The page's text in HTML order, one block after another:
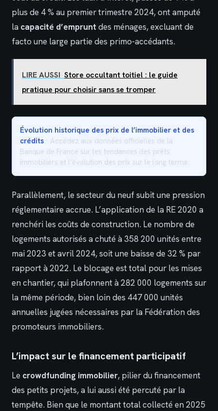
plus de 4 % au premier trimestre 2024, ont amputé
la capacité d’emprunt des ménages, excluant de
facto une large partie des primo-accédants.
LIRE AUSSI Store occultant toitiel : le guide
pratique pour choisir sans se tromper
Évolution historique des prix de l’immobilier et des
crédits · Accédez aux données officielles de la
Banque de France sur les tendances des prêts
immobiliers et l’évolution des prix sur le long terme.
Parallèlement, le secteur du neuf subit une pression
réglementaire accrue. L’application de la RE 2020 a
renchéri les coûts de construction. Le nombre de
logements autorisés a chuté à 358 200 unités entre
mai 2023 et avril 2024, soit une baisse de 32 % par
rapport à 2022. Le blocage est total pour les mises
en chantier, qui plafonnent à 282 000 logements sur
la même période, bien loin des 447 000 unités
annuelles jugées nécessaires par la Fédération des
promoteurs immobiliers.
L’impact sur le financement participatif
Le crowdfunding immobilier, pilier du financement
des petits projets, a lui aussi été percuté par la
tempête. Bien que le montant total collecté en 2025